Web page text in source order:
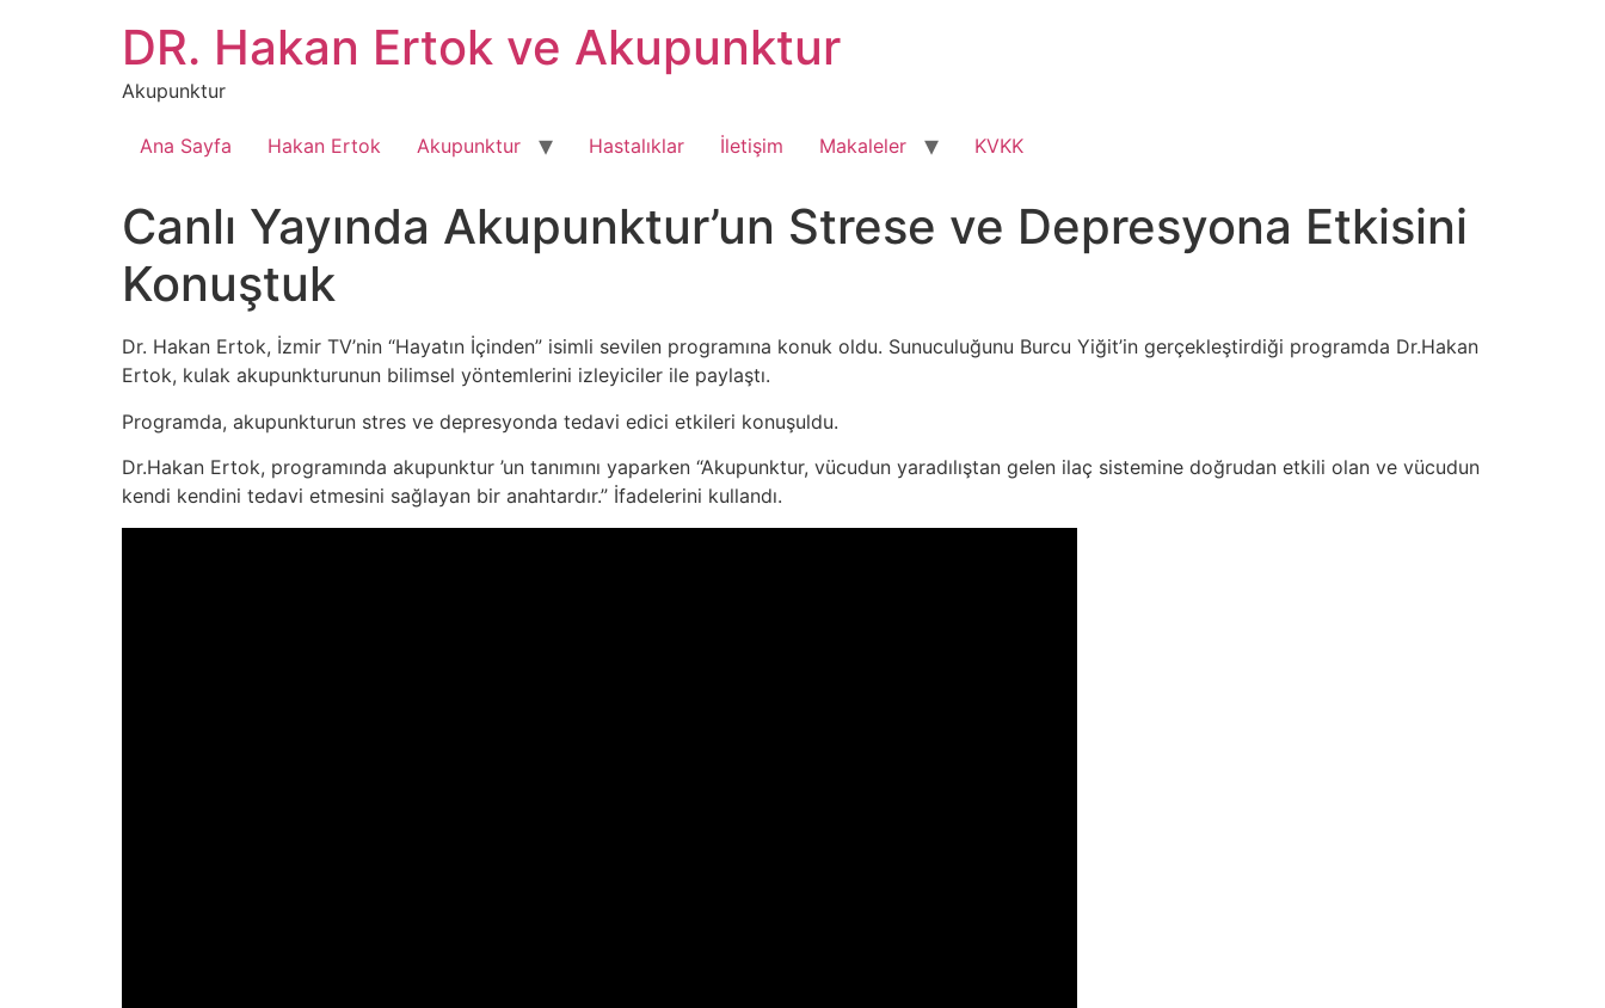
DR. Hakan Ertok ve Akupunktur
Akupunktur
Ana Sayfa Hakan Ertok Akupunktur Hastalıklar İletişim Makaleler KVKK
Canlı Yayında Akupunktur’un Strese ve Depresyona Etkisini
Konuştuk
Dr. Hakan Ertok, İzmir TV’nin “Hayatın İçinden” isimli sevilen programına konuk oldu. Sunuculuğunu Burcu Yiğit’in gerçekleştirdiği programda Dr.Hakan
Ertok, kulak akupunkturunun bilimsel yöntemlerini izleyiciler ile paylaştı.
Programda, akupunkturun stres ve depresyonda tedavi edici etkileri konuşuldu.
Dr.Hakan Ertok, programında akupunktur ’un tanımını yaparken “Akupunktur, vücudun yaradılıştan gelen ilaç sistemine doğrudan etkili olan ve vücudun
kendi kendini tedavi etmesini sağlayan bir anahtardır.” İfadelerini kullandı.